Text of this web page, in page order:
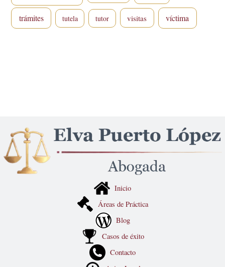
trámites tutela tutor visitas víctima
Inicio
Áreas de Práctica
Blog
Casos de éxito
Contacto